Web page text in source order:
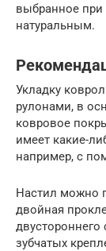
выбранное при
натуральным.
Укладку
рулонами, в
ковровое
имеет какие-
например, с
Настил можно
двойная
зубчатых